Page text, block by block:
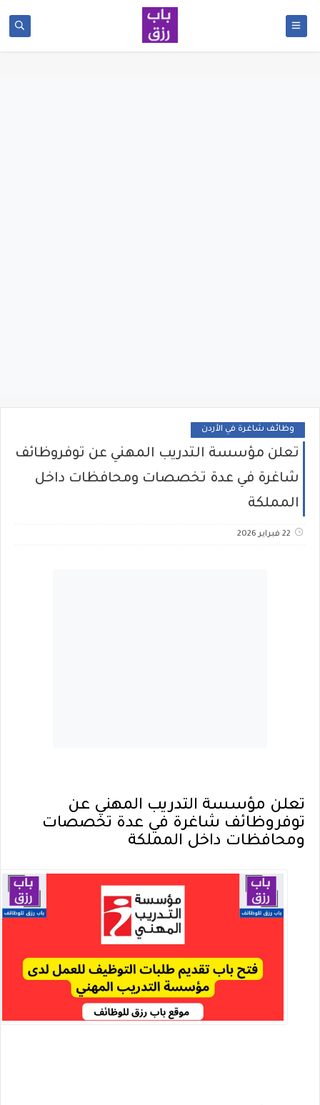
وظائف شاغرة في الأردن
تعلن مؤسسة التدريب المهني عن توفروظائف
شاغرة في عدة تخصصات ومحافظات داخل
المملكة
22 فبراير 2026
تعلن مؤسسة التدريب المهني عن
توفروظائف شاغرة في عدة تخصصات
ومحافظات داخل المملكة